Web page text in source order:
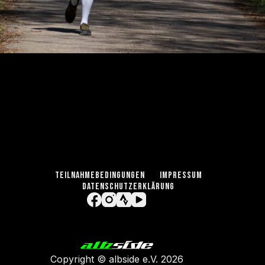
TEILNAHMEBEDINGUNGEN
IMPRESSUM
DATENSCHUTZERKLÄRUNG
Copyright © albside e.V. 2026